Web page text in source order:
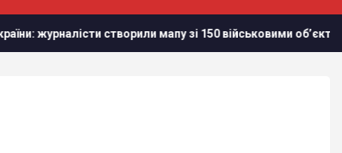
мапу зі 150 військовими обʼєктам в Білорусі